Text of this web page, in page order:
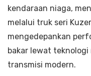
kendaraan niaga,
melalui truk seri
mengedepankan
bakar lewat
transmisi modern.